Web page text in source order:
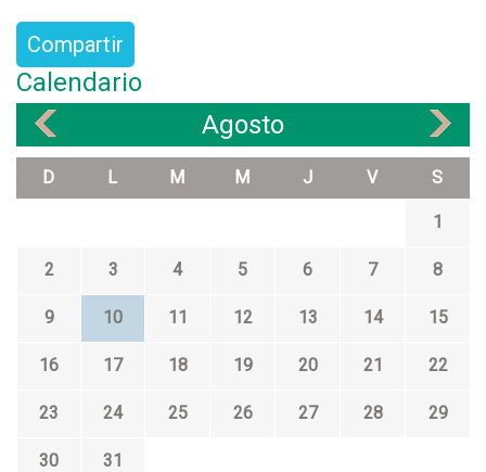
Compartir
Calendario
Agosto
D L M M J V S
1
2 3 4 5 6 7 8
9 10 11 12 13 14 15
16 17 18 19 20 21 22
23 24 25 26 27 28 29
30
31